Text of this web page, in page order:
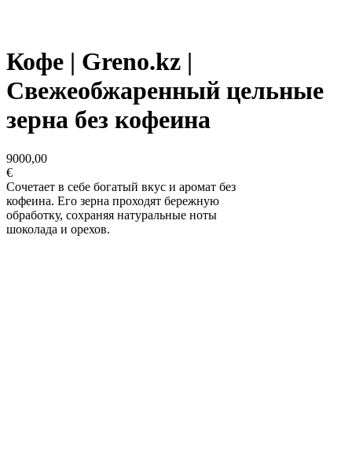
Кофе | Greno.kz |
Свежеобжаренный цельные
зерна без кофеина
9000,00
€
Cочетает в себе богатый вкус и аромат без
кофеина. Его зерна проходят бережную
обработку, сохраняя натуральные ноты
шоколада и орехов.